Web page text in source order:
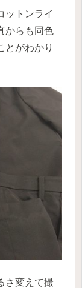
ットンライ
からも同色
とがわかり
さ変えて撮